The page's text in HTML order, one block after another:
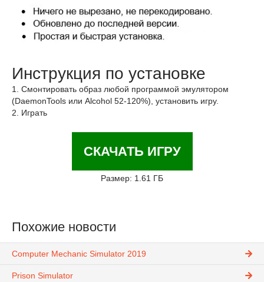
Инструкция по установке
1. Смонтировать образ любой программой эмулятором
(DaemonTools или Alcohol 52-120%), установить игру.
2. Играть
СКАЧАТЬ ИГРУ
Размер: 1.61 ГБ
Похожие новости
Computer Mechanic Simulator 2019
Prison Simulator